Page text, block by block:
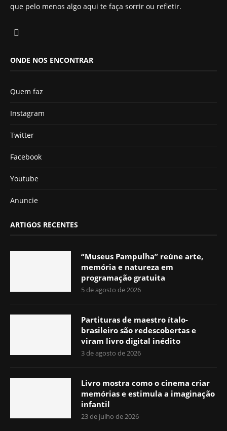
que pelo menos algo aqui te faça sorrir ou refletir.
ONDE NOS ENCONTRAR
Quem faz
Instagram
Twitter
Facebook
Youtube
Anuncie
ARTIGOS RECENTES
“Museus Pampulha” reúne arte,
memória e natureza em
programação gratuita
5 de agosto de 2026
Partituras de maestro ítalo-
brasileiro são redescobertas e
viram livro digital inédito
3 de agosto de 2026
Livro mostra como o cinema criar
memórias e estimula a imaginação
infantil
23 de julho de 2026